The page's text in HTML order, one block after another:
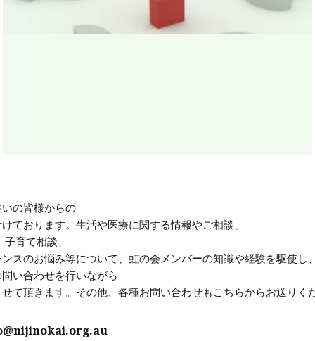
の皆様からの
ております。生活や医療に関する情報やご相談、
育て相談、
スのお悩み等について、虹の会メンバーの知識や経験を駆使し
い合わせを行いながら
て頂きます。その他、各種お問い合わせもこちらからお送りく